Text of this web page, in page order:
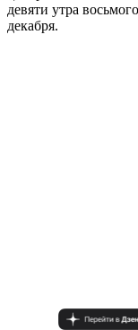
девяти утра
декабря.